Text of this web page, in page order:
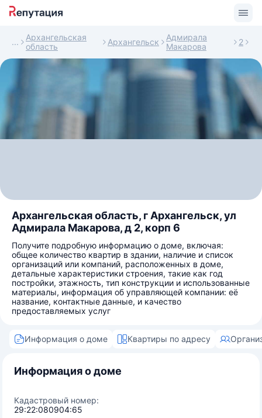
Архангельская
область
Архангельск
Адмирала
Макарова
2
Архангельская область, г Архангельск, ул
Адмирала Макарова, д 2, корп 6
Получите подробную информацию о доме, включая:
общее количество квартир в здании, наличие и список
организаций или компаний, расположенных в доме,
детальные характеристики строения, такие как год
постройки, этажность, тип конструкции и использованные
материалы, информация об управляющей компании: её
название, контактные данные, и качество
предоставляемых услуг
Информация о доме Квартиры по адресу
Информация о доме
Кадастровый номер:
29:22:080904:65